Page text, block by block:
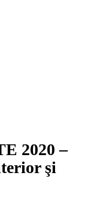
2020 –
şi